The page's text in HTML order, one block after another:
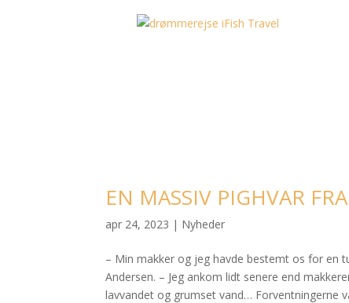
EN MASSIV PIGHVAR
apr 24, 2023 | Nyheder
– Min makker og jeg havde bestemt os for en
Andersen. – Jeg ankom lidt senere end
lavvandet og grumset vand… Forventningerne